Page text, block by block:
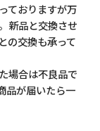
ておりますが万
新品と交換させ
の交換も承って
場合は不良品で
品が届いたら一